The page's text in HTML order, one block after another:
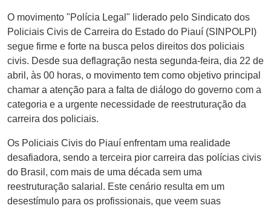
O movimento "Polícia Legal" liderado pelo Sindicato dos
Policiais Civis de Carreira do Estado do Piauí (SINPOLPI)
segue firme e forte na busca pelos direitos dos policiais
civis. Desde sua deflagração nesta segunda-feira, dia 22 de
abril, às 00 horas, o movimento tem como objetivo principal
chamar a atenção para a falta de diálogo do governo com a
categoria e a urgente necessidade de reestruturação da
carreira dos policiais.
Os Policiais Civis do Piauí enfrentam uma realidade
desafiadora, sendo a terceira pior carreira das polícias civis
do Brasil, com mais de uma década sem uma
reestruturação salarial. Este cenário resulta em um
desestímulo para os profissionais, que veem suas